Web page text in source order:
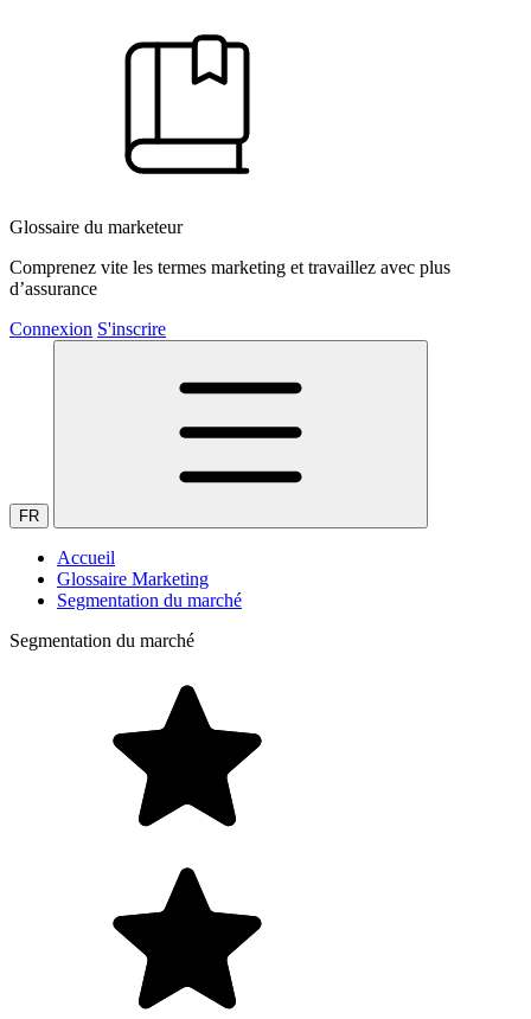
Glossaire du marketeur
Comprenez vite les termes marketing et travaillez avec plus
d’assurance
Connexion S'inscrire
FR
Accueil
Glossaire Marketing
Segmentation du marché
Segmentation du marché